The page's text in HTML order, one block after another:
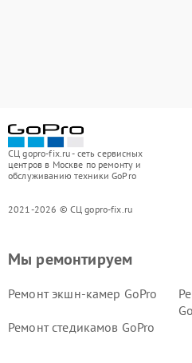
СЦ gopro-fix.ru - сеть сервисных
центров в Москве по ремонту и
обслуживанию техники GoPro
2021-2026 © СЦ gopro-fix.ru
Мы ремонтируем
Ремонт экшн-камер GoPro
Ремонт стедикамов GoPro